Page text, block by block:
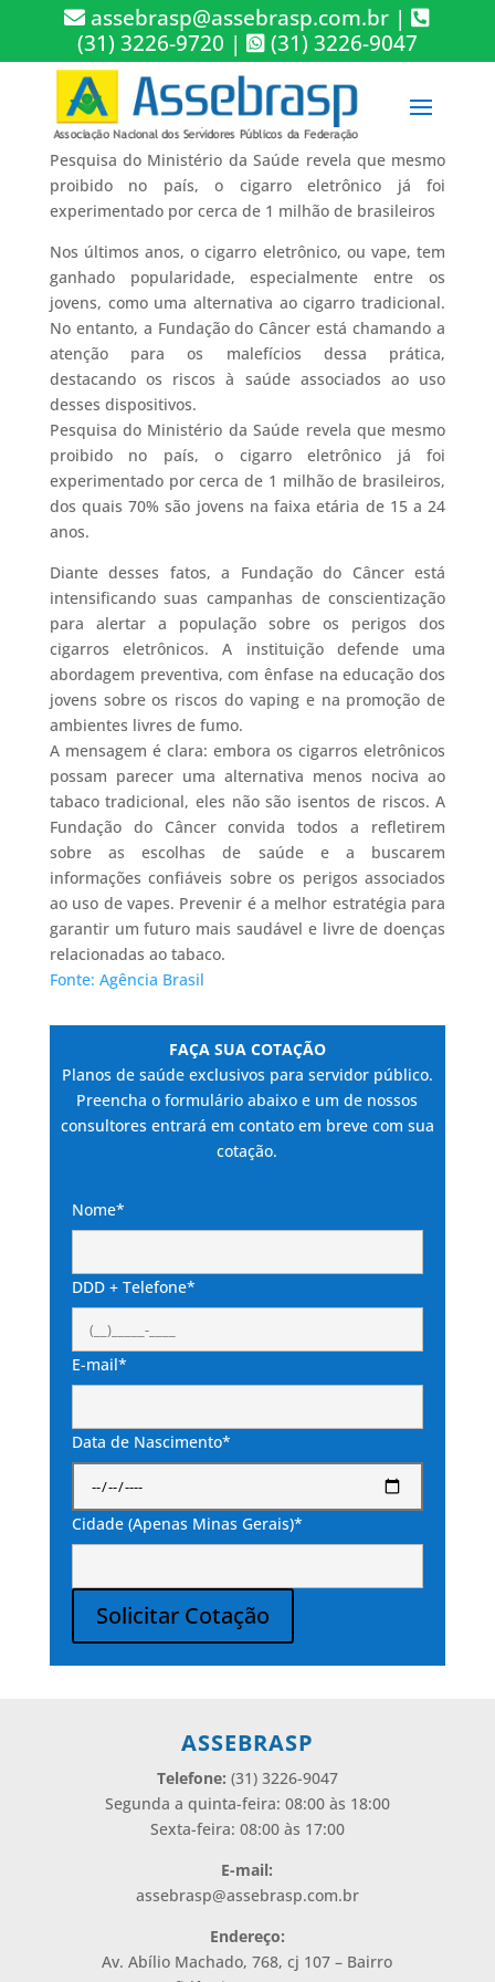
assebrasp@assebrasp.com.br |
(31) 3226-9720 | (31) 3226-9047
Pesquisa do Ministério da Saúde revela que mesmo
proibido no país, o cigarro eletrônico já foi
experimentado por cerca de 1 milhão de brasileiros
Nos últimos anos, o cigarro eletrônico, ou vape, tem
ganhado popularidade, especialmente entre os
jovens, como uma alternativa ao cigarro tradicional.
No entanto, a Fundação do Câncer está chamando a
atenção para os malefícios dessa prática,
destacando os riscos à saúde associados ao uso
desses dispositivos.
Pesquisa do Ministério da Saúde revela que mesmo
proibido no país, o cigarro eletrônico já foi
experimentado por cerca de 1 milhão de brasileiros,
dos quais 70% são jovens na faixa etária de 15 a 24
anos.
Diante desses fatos, a Fundação do Câncer está
intensificando suas campanhas de conscientização
para alertar a população sobre os perigos dos
cigarros eletrônicos. A instituição defende uma
abordagem preventiva, com ênfase na educação dos
jovens sobre os riscos do vaping e na promoção de
ambientes livres de fumo.
A mensagem é clara: embora os cigarros eletrônicos
possam parecer uma alternativa menos nociva ao
tabaco tradicional, eles não são isentos de riscos. A
Fundação do Câncer convida todos a refletirem
sobre as escolhas de saúde e a buscarem
informações confiáveis sobre os perigos associados
ao uso de vapes. Prevenir é a melhor estratégia para
garantir um futuro mais saudável e livre de doenças
relacionadas ao tabaco.
Fonte: Agência Brasil
FAÇA SUA COTAÇÃO
Planos de saúde exclusivos para servidor público.
Preencha o formulário abaixo e um de nossos
consultores entrará em contato em breve com sua
cotação.
Nome*
DDD + Telefone*
E-mail*
Data de Nascimento*
Cidade (Apenas Minas Gerais)*
Solicitar Cotação
ASSEBRASP
Telefone: (31) 3226-9047
Segunda a quinta-feira: 08:00 às 18:00
Sexta-feira: 08:00 às 17:00
E-mail:
assebrasp@assebrasp.com.br
Endereço:
Av. Abílio Machado, 768, cj 107 – Bairro